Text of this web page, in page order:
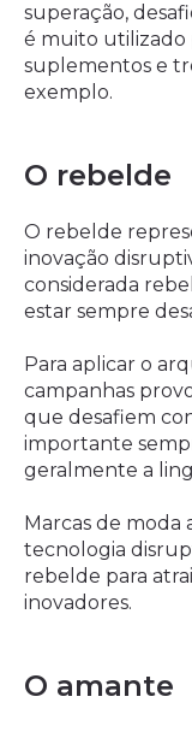
superação,
é muito utilizado
suplementos e
exemplo.
O rebelde
O rebelde
inovação
considerada
estar sempre
Para aplicar o
campanhas
que desafiem
importante
geralmente a
Marcas de moda
tecnologia
rebelde para
inovadores.
O amante